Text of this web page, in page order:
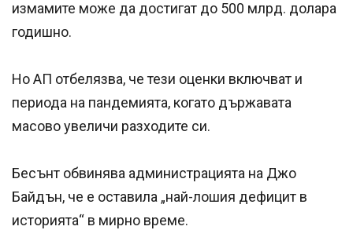
измамите може да достигат до 500 млрд. долара
годишно.
Но AП отбелязва, че тези оценки включват и
периода на пандемията, когато държавата
масово увеличи разходите си.
Бесънт обвинява администрацията на Джо
Байдън, че е оставила „най-лошия дефицит в
историята“ в мирно време.